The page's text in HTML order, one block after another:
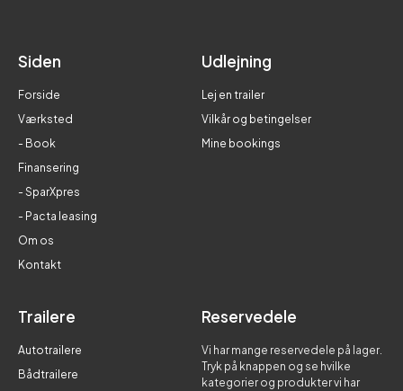
Siden
Forside
Værksted
- Book
Finansering
- SparXpres
- Pacta leasing
Om os
Kontakt
Udlejning
Lej en trailer
Vilkår og betingelser
Mine bookings
Trailere
Autotrailere
Bådtrailere
Reservedele
Vi har mange reservedele på lager.
Tryk på knappen og se hvilke
kategorier og produkter vi har